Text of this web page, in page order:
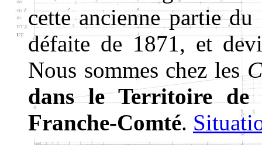
cette ancienne partie
défaite de 1871, et
Nous sommes chez les
dans le Territoire de
Franche-Comté.